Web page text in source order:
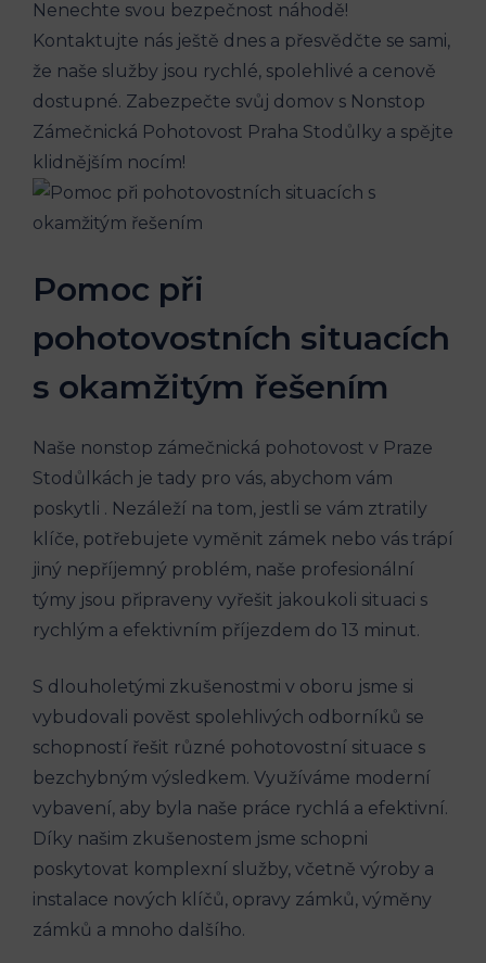
Nenechte svou bezpečnost náhodě!
Kontaktujte nás ještě dnes a přesvědčte se sami,
že naše služby jsou rychlé, spolehlivé a cenově
dostupné. Zabezpečte svůj domov s Nonstop
Zámečnická Pohotovost Praha Stodůlky a spějte
klidnějším nocím!
Pomoc při
pohotovostních situacích
s okamžitým řešením
Naše nonstop zámečnická pohotovost v Praze
Stodůlkách je tady pro vás, abychom vám
poskytli . Nezáleží na tom, jestli se vám ztratily
klíče, potřebujete vyměnit zámek nebo vás trápí
jiný nepříjemný problém, naše profesionální
týmy jsou připraveny vyřešit jakoukoli situaci s
rychlým a efektivním příjezdem do 13 minut.
S dlouholetými zkušenostmi v oboru jsme si
vybudovali pověst spolehlivých odborníků se
schopností řešit různé pohotovostní situace s
bezchybným výsledkem. Využíváme moderní
vybavení, aby byla naše práce rychlá a efektivní.
Díky našim zkušenostem jsme schopni
poskytovat komplexní služby, včetně výroby a
instalace nových klíčů, opravy zámků, výměny
zámků a mnoho dalšího.